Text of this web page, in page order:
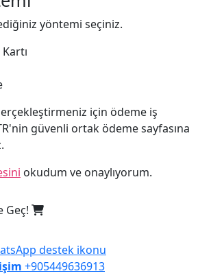
yöntemi seçiniz.
için ödeme iş
güvenli ortak ödeme sayfasına
okudum ve onaylıyorum.
Geç!
+905449636913